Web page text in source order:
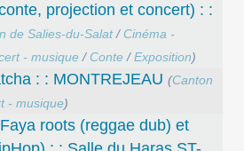
projection et concert) : :
de Salies-du-Salat/ Cinéma -
- musique/ Conte/Exposition)
: : MONTREJEAU (Canton
- musique)
roots (reggae dub) et